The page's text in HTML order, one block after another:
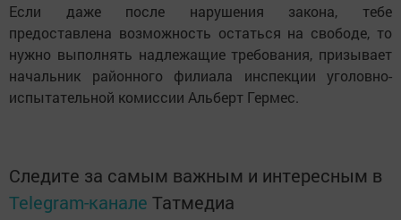
Если даже после нарушения закона, тебе
предоставлена возможность остаться на свободе, то
нужно выполнять надлежащие требования, призывает
начальник районного филиала инспекции уголовно-
испытательной комиссии Альберт Гермес.
Следите за самым важным и интересным в
Telegram-канале Татмедиа